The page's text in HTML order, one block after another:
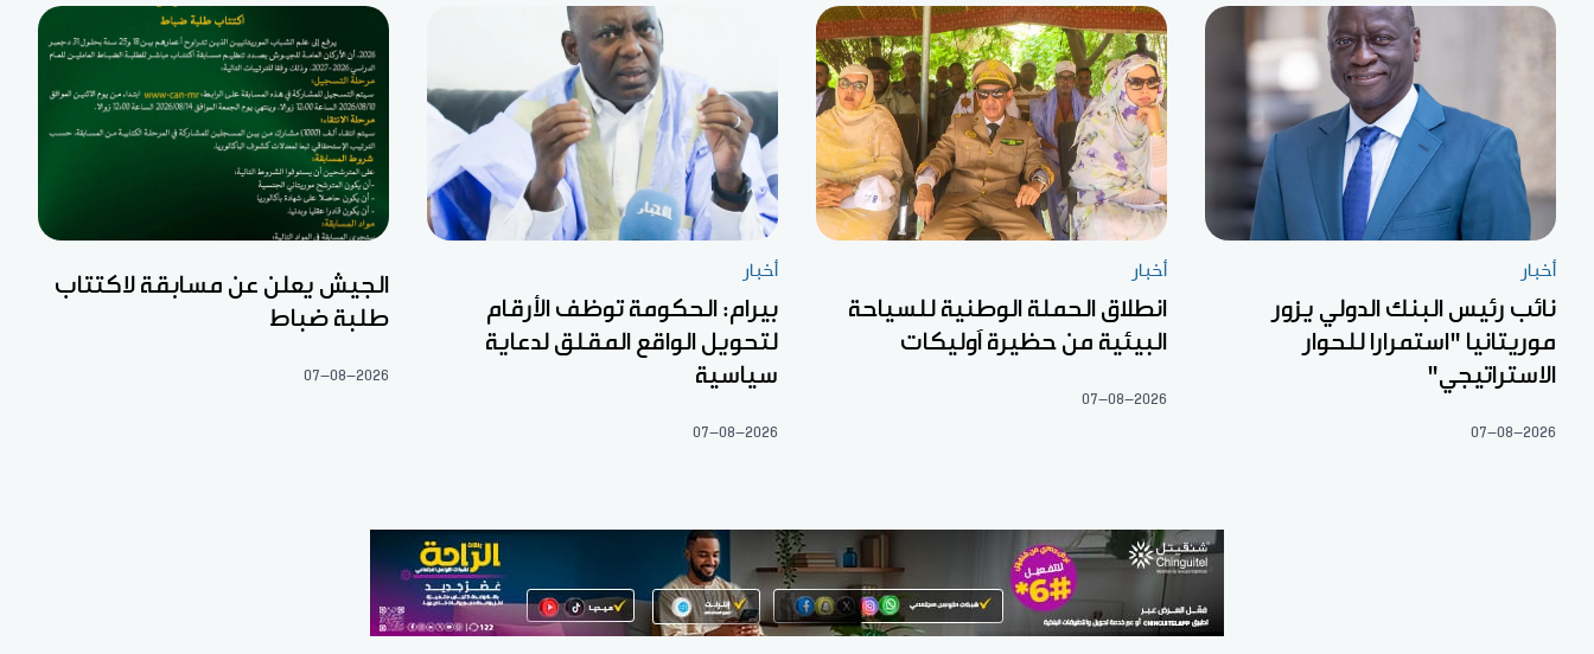
أخبار
نائب رئيس البنك الدولي يزور
موريتانيا "استمرارا للحوار
الاستراتيجي"
07-08-2026
أخبار
انطلاق الحملة الوطنية للسياحة
البيئية من حظيرة آوليكات
07-08-2026
أخبار
بيرام: الحكومة توظف الأرقام
لتحويل الواقع المقلق لدعاية
سياسية
07-08-2026
الجيش يعلن عن مسابقة لاكتتاب
طلبة ضباط
07-08-2026